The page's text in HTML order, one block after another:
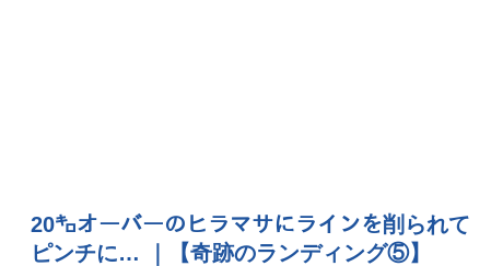
20㌔オーバーのヒラマサにラインを削られて
ピンチに… ｜【奇跡のランディング⑤】